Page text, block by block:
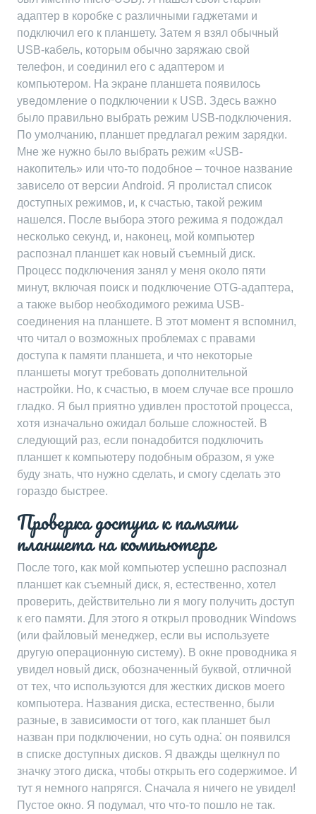
адаптер в коробке с различными гаджетами и
подключил его к планшету. Затем я взял обычный
USB-кабель, которым обычно заряжаю свой
телефон, и соединил его с адаптером и
компьютером. На экране планшета появилось
уведомление о подключении к USB. Здесь важно
было правильно выбрать режим USB-подключения.
По умолчанию, планшет предлагал режим зарядки.
Мне же нужно было выбрать режим «USB-
накопитель» или что-то подобное – точное название
зависело от версии Android. Я пролистал список
доступных режимов, и, к счастью, такой режим
нашелся. После выбора этого режима я подождал
несколько секунд, и, наконец, мой компьютер
распознал планшет как новый съемный диск.
Процесс подключения занял у меня около пяти
минут, включая поиск и подключение OTG-адаптера,
а также выбор необходимого режима USB-
соединения на планшете. В этот момент я вспомнил,
что читал о возможных проблемах с правами
доступа к памяти планшета, и что некоторые
планшеты могут требовать дополнительной
настройки. Но, к счастью, в моем случае все прошло
гладко. Я был приятно удивлен простотой процесса,
хотя изначально ожидал больше сложностей. В
следующий раз, если понадобится подключить
планшет к компьютеру подобным образом, я уже
буду знать, что нужно сделать, и смогу сделать это
гораздо быстрее.
Проверка доступа к памяти
планшета на компьютере
После того, как мой компьютер успешно распознал
планшет как съемный диск, я, естественно, хотел
проверить, действительно ли я могу получить доступ
к его памяти. Для этого я открыл проводник Windows
(или файловый менеджер, если вы используете
другую операционную систему). В окне проводника я
увидел новый диск, обозначенный буквой, отличной
от тех, что используются для жестких дисков моего
компьютера. Названия диска, естественно, были
разные, в зависимости от того, как планшет был
назван при подключении, но суть одна⁚ он появился
в списке доступных дисков. Я дважды щелкнул по
значку этого диска, чтобы открыть его содержимое. И
тут я немного напрягся. Сначала я ничего не увидел!
Пустое окно. Я подумал, что что-то пошло не так.